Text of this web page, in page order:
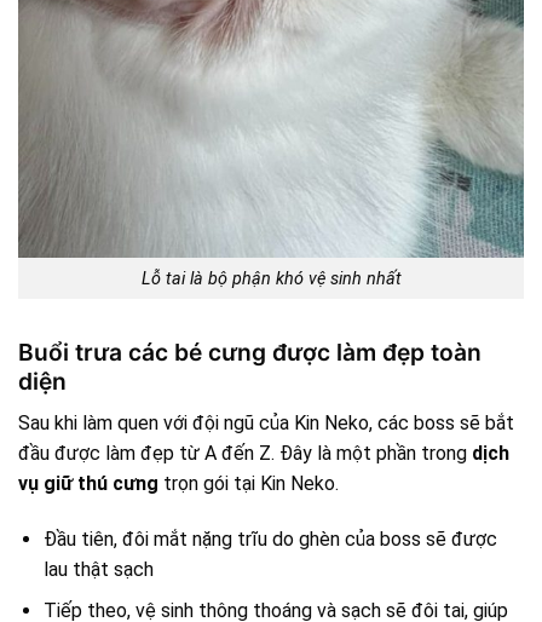
Lỗ tai là bộ phận khó vệ sinh nhất
Buổi trưa các bé cưng được làm đẹp toàn
diện
Sau khi làm quen với đội ngũ của Kin Neko, các boss sẽ bắt
đầu được làm đẹp từ A đến Z. Đây là một phần trong dịch
vụ giữ thú cưng trọn gói tại Kin Neko.
Đầu tiên, đôi mắt nặng trĩu do ghèn của boss sẽ được
lau thật sạch
Tiếp theo, vệ sinh thông thoáng và sạch sẽ đôi tai, giúp